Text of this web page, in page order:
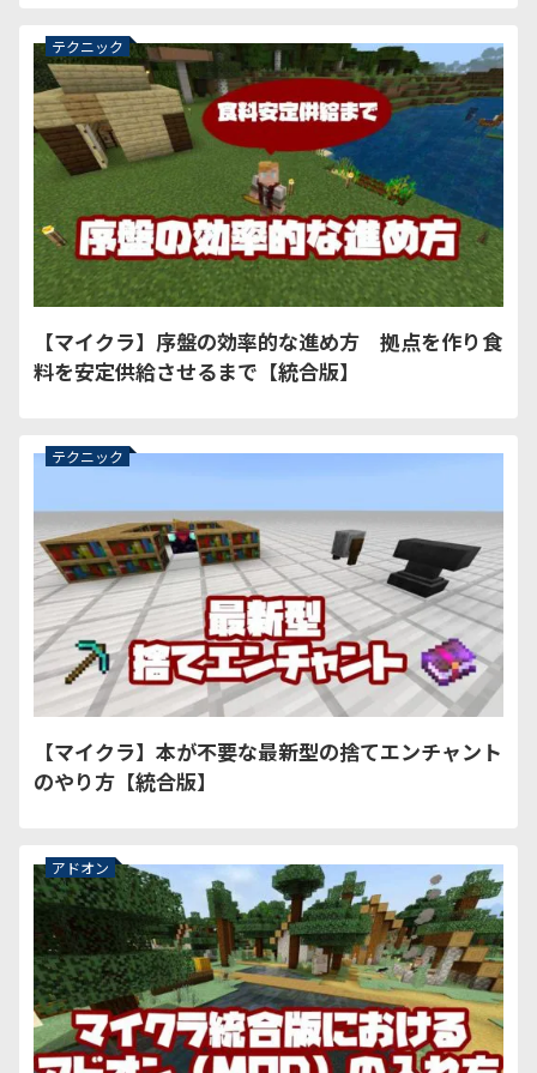
テクニック
【マイクラ】序盤の効率的な進め方 拠点を作り食
料を安定供給させるまで【統合版】
テクニック
【マイクラ】本が不要な最新型の捨てエンチャント
のやり方【統合版】
アドオン